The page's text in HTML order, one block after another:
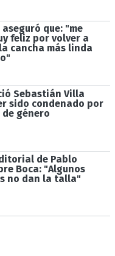
aseguró que: "me
feliz por volver a
cancha más linda
Sebastián Villa
sido condenado por
género
de Pablo
Boca: "Algunos
no dan la talla"